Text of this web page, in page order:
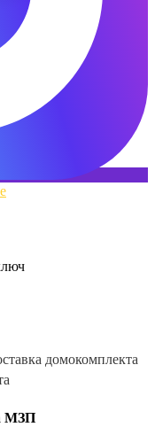
домокомплекта
МЗП